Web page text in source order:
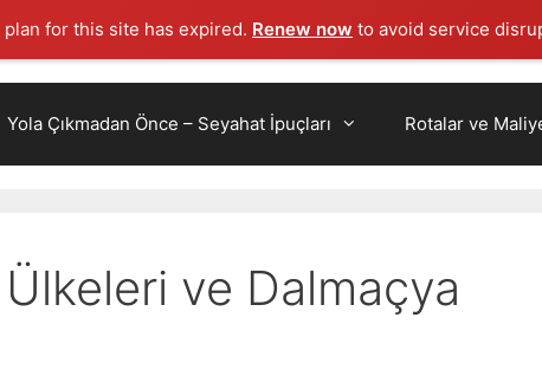
plan for this site has expired. Renew now to avoid service
Yola Çıkmadan Önce – Seyahat İpuçları Rotalar ve
ve Dalmaçya